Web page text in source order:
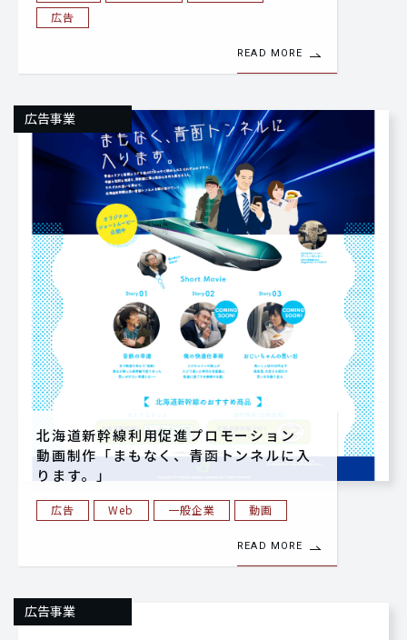
広告
READ MORE
広告事業
北海道新幹線利用促進プロモーション
動画制作「まもなく、青函トンネルに入
ります。」
広告 Web 一般企業 動画
READ MORE
広告事業